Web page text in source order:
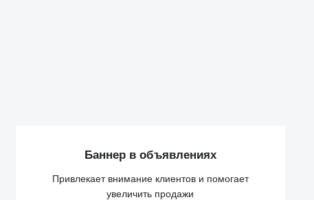
Баннер в объявлениях
Привлекает внимание клиентов и помогает
увеличить продажи